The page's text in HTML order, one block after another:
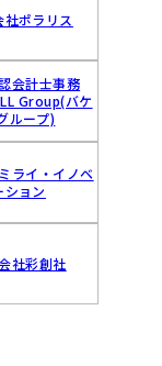
社ポラリス
会計士事務
Group(バケ
ループ)
ライ・イノベ
ション
社彩創社